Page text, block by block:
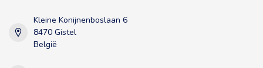
Kleine Konijnenboslaan 6
8470 Gistel
België